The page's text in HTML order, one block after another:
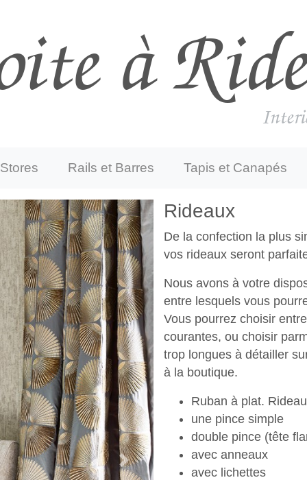
à
Stores Rails et Barres Tapis et Canapés
Next
Rideaux
De la confection la plus
vos rideaux seront
Nous avons à votre
entre lesquels vous
Vous pourrez choisir
courantes, ou choisir
trop longues à détailler
à la boutique.
Ruban à plat.
une pince simple
double pince (tête
avec anneaux
avec lichettes